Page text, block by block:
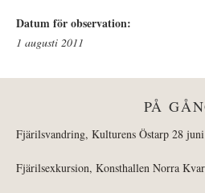
Datum för observation:
1 augusti 2011
PÅ
Fjärilsvandring, Kulturens Östarp 28 juni
Fjärilsexkursion, Konsthallen Norra